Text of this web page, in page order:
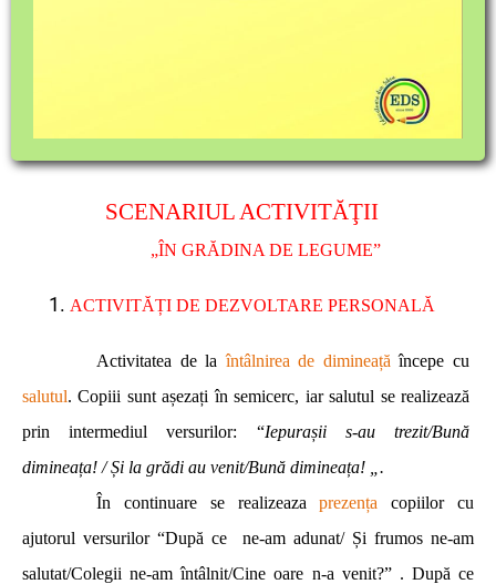
SCENARIUL ACTIVITĂŢII
„ÎN GRĂDINA DE LEGUME”
ACTIVITĂȚI DE DEZVOLTARE PERSONALĂ
Activitatea de laîntâlnirea de dimineațăîncepe cu
salutul. Copiii sunt așezați în semicerc, iar salutul se realizează
prin intermediul versurilor: “Iepurașii s-au trezit/Bună
dimineața! /Și la grădi au venit/Bună dimineața! „.
În continuare se realizeazaprezența copiilor cu
ajutorul versurilor “După ce ne-am adunat/ Și frumos ne-am
salutat/Colegii ne-am întâlnit/Cine oare n-a venit?” . După ce